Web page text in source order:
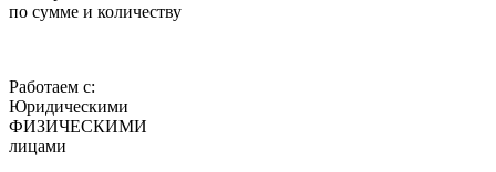
по сумме и количеству
Работаем с:
Юридическими
ФИЗИЧЕСКИМИ
лицами